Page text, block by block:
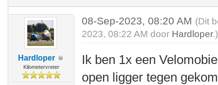
Hardloper
Kilometervreter
08-Sep-2023, 08:20 AM (Dit
2023, 08:22 AM door Hardloper.)
Ik ben 1x een
open ligger tegen